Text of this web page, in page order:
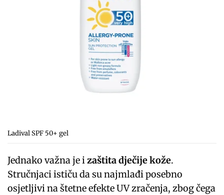
Ladival SPF 50+ gel
Jednako važna je izaštita dječije kože.
Stručnjaci ističu da su najmlađi posebno
osjetljivi na štetne efekte UV zračenja, zbog čega